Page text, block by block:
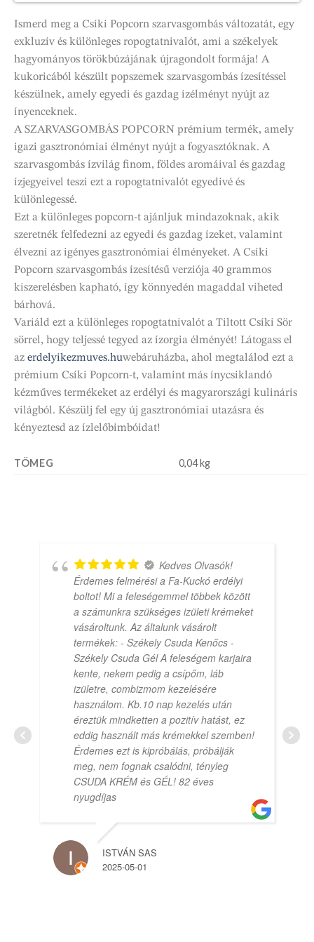
Ismerd meg a Csíki Popcorn szarvasgombás változatát, egy
exkluzív és különleges ropogtatnivalót, ami a székelyek
hagyományos törökbúzájának újragondolt formája! A
kukoricából készült popszemek szarvasgombás ízesítéssel
készülnek, amely egyedi és gazdag ízélményt nyújt az
ínyenceknek.
A SZARVASGOMBÁS POPCORN prémium termék, amely
igazi gasztronómiai élményt nyújt a fogyasztóknak. A
szarvasgombás ízvilág finom, földes aromáival és gazdag
ízjegyeivel teszi ezt a ropogtatnivalót egyedivé és
különlegessé.
Ezt a különleges popcorn-t ajánljuk mindazoknak, akik
szeretnék felfedezni az egyedi és gazdag ízeket, valamint
élvezni az igényes gasztronómiai élményeket. A Csíki
Popcorn szarvasgombás ízesítésű verziója 40 grammos
kiszerelésben kapható, így könnyedén magaddal viheted
bárhová.
Variáld ezt a különleges ropogtatnivalót a Tiltott Csíki Sör
sörrel, hogy teljessé tegyed az ízorgia élményét! Látogass el
az erdelyikezmuves.huwebáruházba, ahol megtalálod ezt a
prémium Csíki Popcorn-t, valamint más ínycsiklandó
kézműves termékeket az erdélyi és magyarországi kulináris
világból. Készülj fel egy új gasztronómiai utazásra és
kényeztesd az ízlelőbimbóidat!
TÖMEG 0,04 kg
Kedves Olvasók!
Érdemes felmérési a Fa-Kuckó erdélyi
boltot! Mi a feleségemmel többek között
a számunkra szükséges izületi krémeket
vásároltunk. Az általunk vásárolt
termékek: - Székely Csuda Kenőcs -
Székely Csuda Gél A feleségem karjaira
kente, nekem pedig a csípőm, láb
izületre, combizmom kezelésére
használom. Kb.10 nap kezelés után
éreztük mindketten a pozitív hatást, ez
eddig használt más krémekkel szemben!
Érdemes ezt is kipróbálás, próbálják
meg, nem fognak csalódni, tényleg
CSUDA KRÉM és GÉL! 82 éves
nyugdíjas
ISTVÁN SAS
2025-05-01